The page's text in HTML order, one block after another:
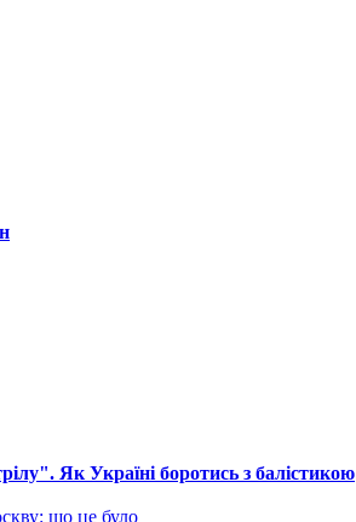
Як Україні боротись з балістикою
що це було